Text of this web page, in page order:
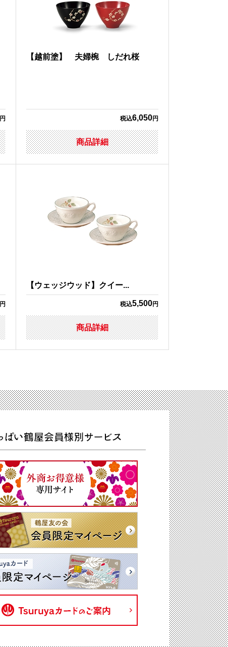
円
【越前塗】 夫婦椀 しだれ桜
税込6,050円
商品詳細
円
【ウェッジウッド】クイー...
税込5,500円
商品詳細